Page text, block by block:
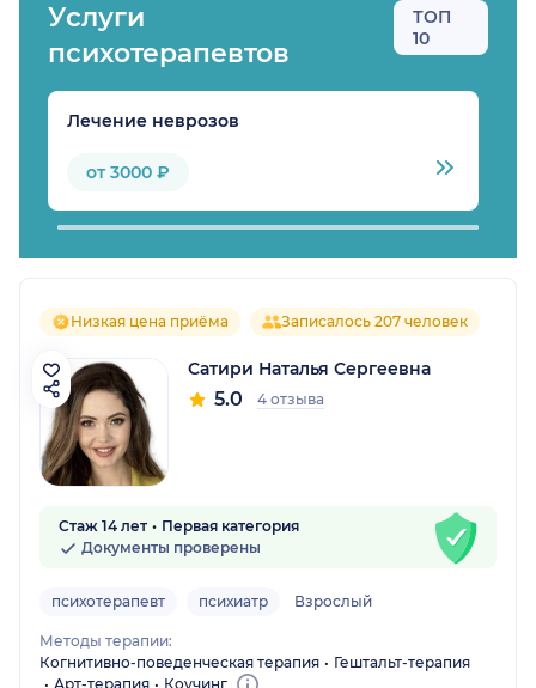
Услуги
психотерапевтов
ТОП
10
Лечение неврозов
от 3000 ₽
Низкая цена приёма Записалось 207 человек
Сатири Наталья Сергеевна
5.0 4 отзыва
Стаж 14 лет
Первая категория
Документы проверены
психотерапевт психиатр Взрослый
Методы терапии:
Когнитивно-поведенческая терапия
Гештальт-терапия
Арт-терапия
Коучинг